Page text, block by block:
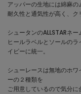
アッパーの生地には綿麻の
耐久性と通気性が高く、ク
シュータンのALLSTARネー
ヒールラベルとソールの
イビーに統一。
シューレースは無地のホワ
ーの２種類を
ご用意しているので気分に